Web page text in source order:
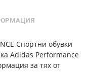
Спортни обувки
Adidas Performance
за тях от